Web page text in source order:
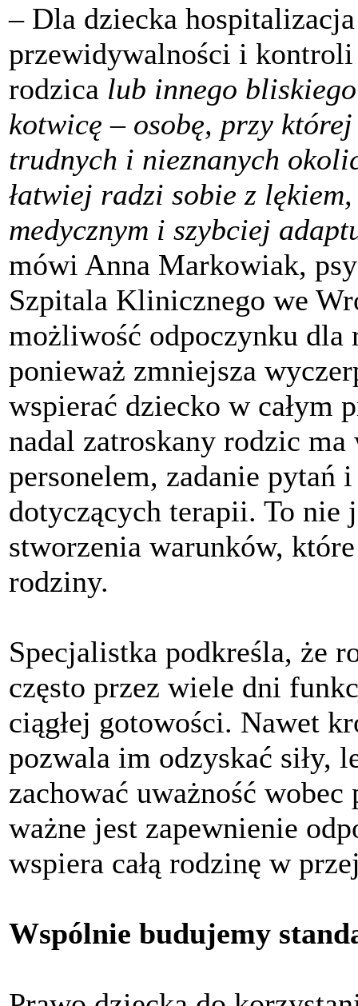
– Dla dziecka
przewidywalności i kontroli
rodzica lub innego
kotwicę – osobę, przy
trudnych i nieznanych
łatwiej radzi sobie z
medycznym i szybciej
mówi Anna Markowiak,
Szpitala Klinicznego we
możliwość odpoczynku dla
ponieważ zmniejsza
wspierać dziecko w całym
nadal zatroskany rodzic
personelem, zadanie
dotyczących terapii. To nie
stworzenia warunków,
rodziny.
Specjalistka podkreśla, że
często przez wiele dni
ciągłej gotowości. Nawet
pozwala im odzyskać siły,
zachować uważność
ważne jest zapewnienie
wspiera całą rodzinę w
Wspólnie budujemy